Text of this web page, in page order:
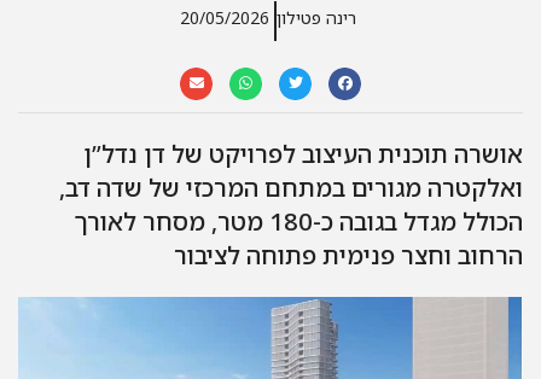
רינה פטילון 20/05/2026
תוכנית העיצוב לפרויקט של דן נדל”ן
מגורים במתחם המרכזי של שדה דב,
הכולל מגדל בגובה כ-180 מטר, מסחר לאורך
וחצר פנימית פתוחה לציבור